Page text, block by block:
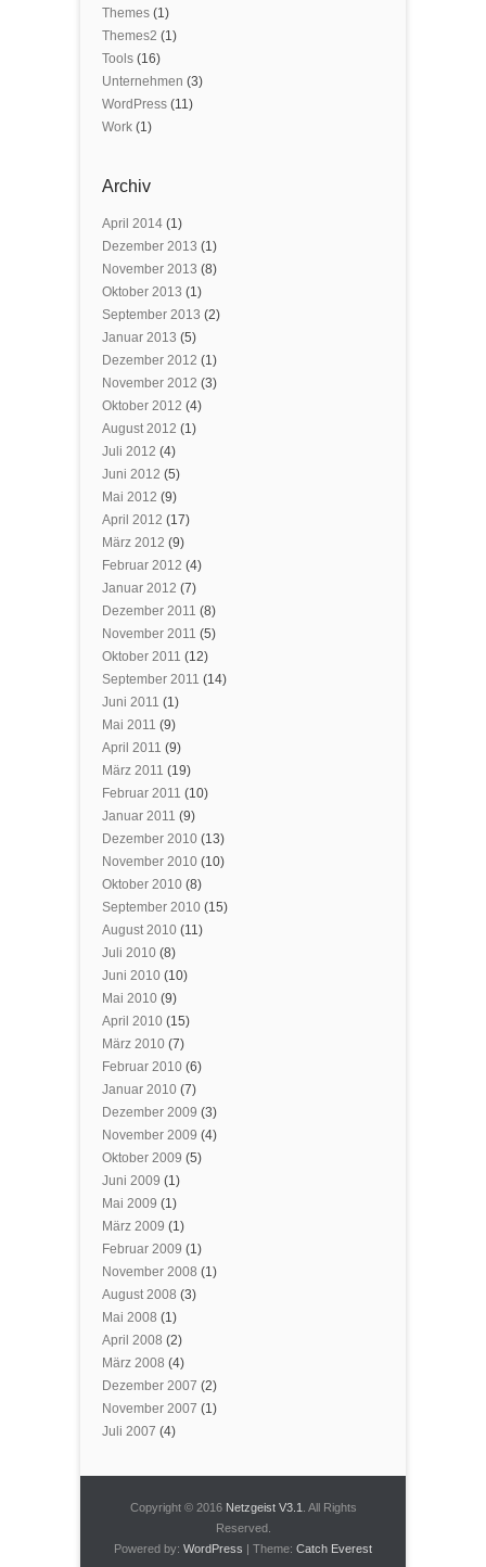
Themes (1)
Themes2 (1)
Tools (16)
Unternehmen (3)
WordPress (11)
Work (1)
Archiv
April 2014 (1)
Dezember 2013 (1)
November 2013 (8)
Oktober 2013 (1)
September 2013 (2)
Januar 2013 (5)
Dezember 2012 (1)
November 2012 (3)
Oktober 2012 (4)
August 2012 (1)
Juli 2012 (4)
Juni 2012 (5)
Mai 2012 (9)
April 2012 (17)
März 2012 (9)
Februar 2012 (4)
Januar 2012 (7)
Dezember 2011 (8)
November 2011 (5)
Oktober 2011 (12)
September 2011 (14)
Juni 2011 (1)
Mai 2011 (9)
April 2011 (9)
März 2011 (19)
Februar 2011 (10)
Januar 2011 (9)
Dezember 2010 (13)
November 2010 (10)
Oktober 2010 (8)
September 2010 (15)
August 2010 (11)
Juli 2010 (8)
Juni 2010 (10)
Mai 2010 (9)
April 2010 (15)
März 2010 (7)
Februar 2010 (6)
Januar 2010 (7)
Dezember 2009 (3)
November 2009 (4)
Oktober 2009 (5)
Juni 2009 (1)
Mai 2009 (1)
März 2009 (1)
Februar 2009 (1)
November 2008 (1)
August 2008 (3)
Mai 2008 (1)
April 2008 (2)
März 2008 (4)
Dezember 2007 (2)
November 2007 (1)
Juli 2007 (4)
Copyright © 2016 Netzgeist V3.1 . All Rights
Reserved.
Powered by: WordPress | Theme: Catch Everest